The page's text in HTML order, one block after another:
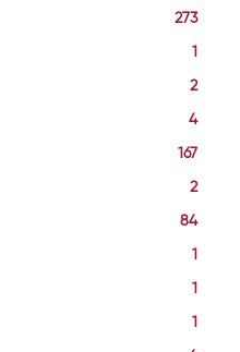
273
1
2
4
167
2
84
1
1
1